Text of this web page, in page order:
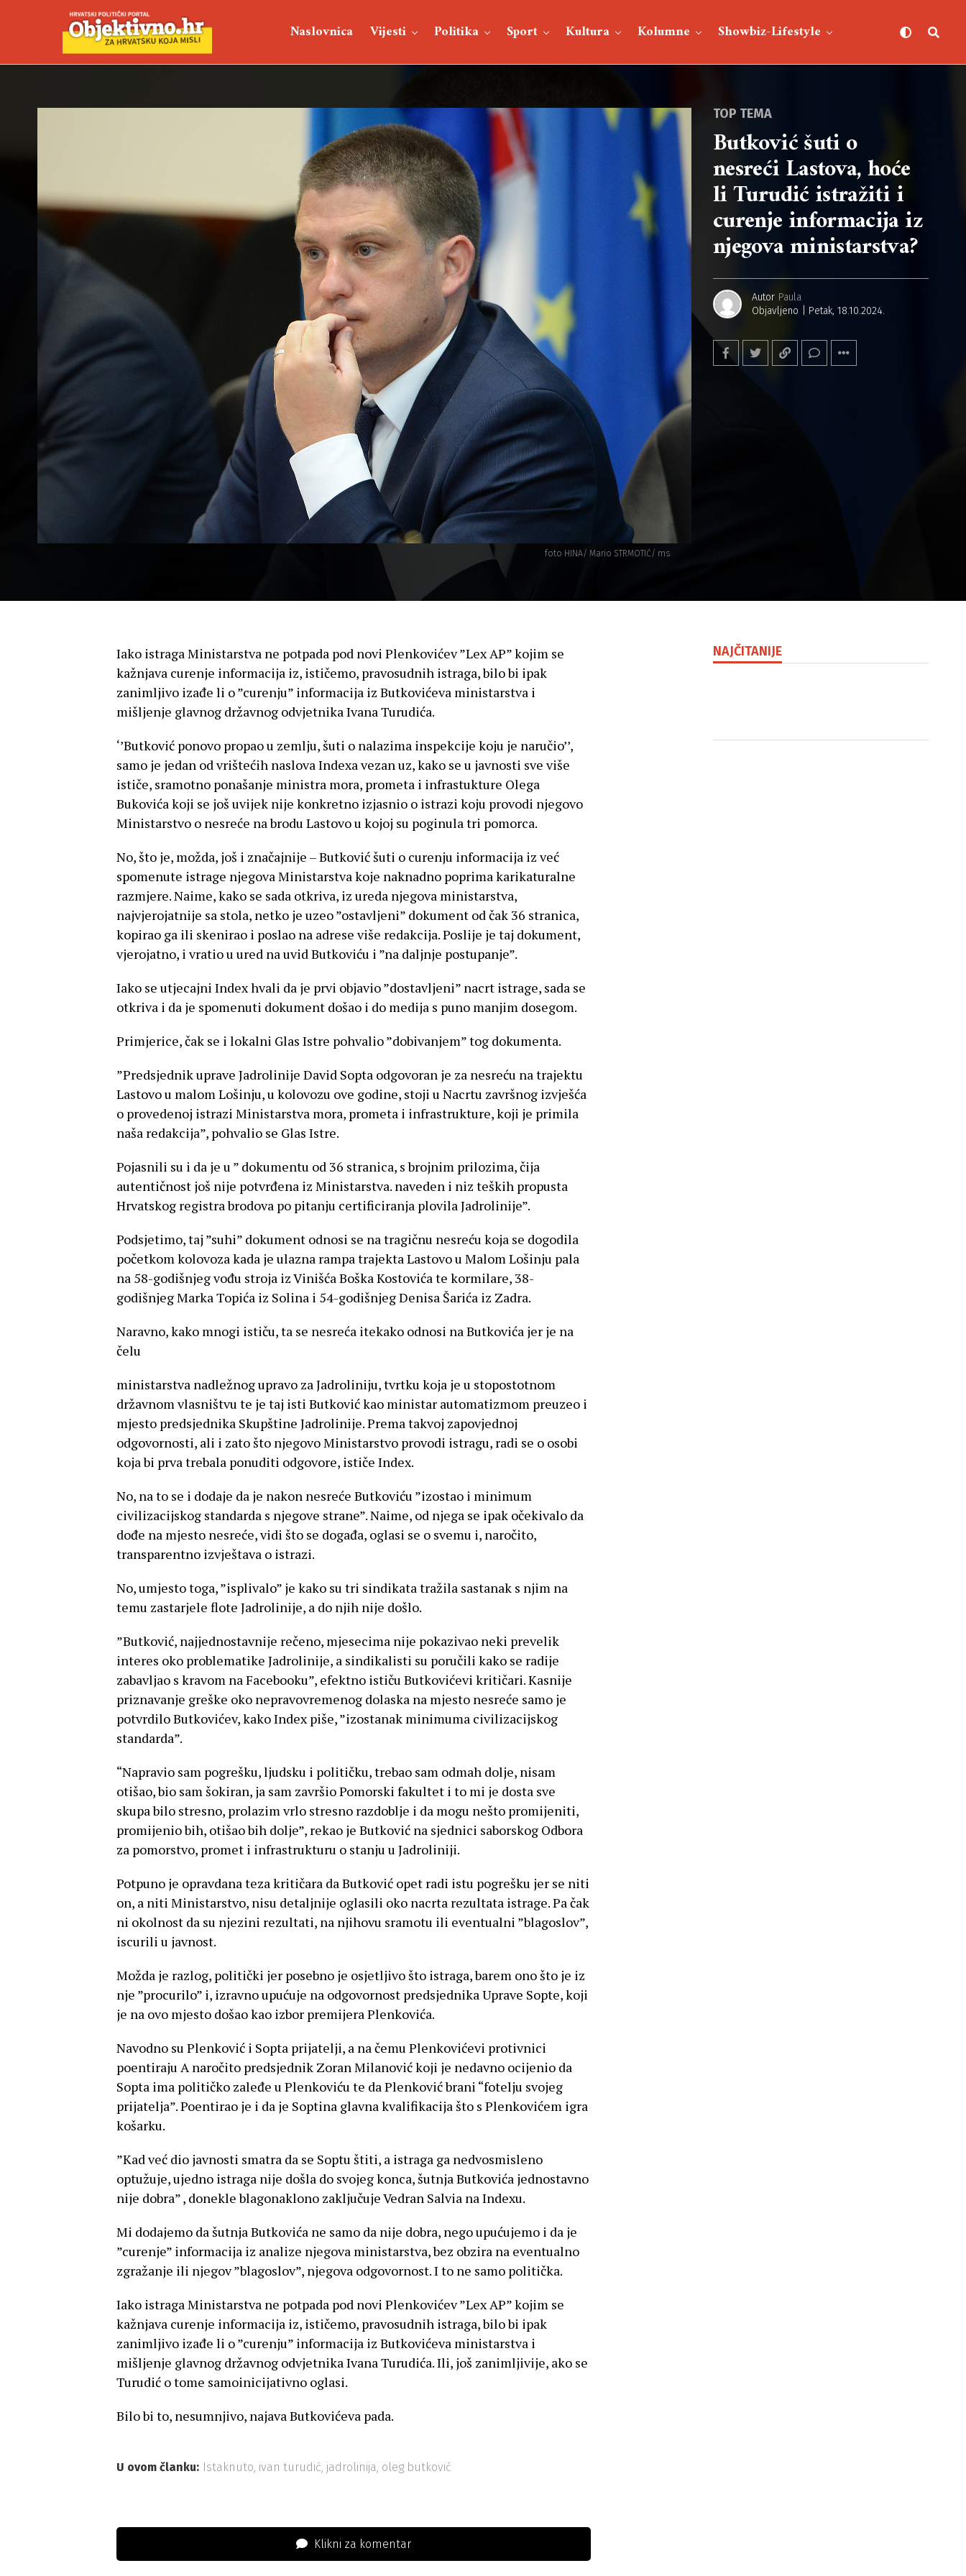
Naslovnica Vijesti Politika Sport Kultura Kolumne Showbiz-Lifestyle
foto HINA/ Mario STRMOTIĆ/ ms
TOP TEMA
Butković šuti o
nesreći Lastova, hoće
li Turudić istražiti i
curenje informacija iz
njegova ministarstva?
Autor Paula
Objavljeno
Petak, 18.10.2024.
Iako istraga Ministarstva ne potpada pod novi Plenkovićev ”Lex AP” kojim se
kažnjava curenje informacija iz, ističemo, pravosudnih istraga, bilo bi ipak
zanimljivo izađe li o ”curenju” informacija iz Butkovićeva ministarstva i
mišljenje glavnog državnog odvjetnika Ivana Turudića.
‘’Butković ponovo propao u zemlju, šuti o nalazima inspekcije koju je naručio’’,
samo je jedan od vrištećih naslova Indexa vezan uz, kako se u javnosti sve više
ističe, sramotno ponašanje ministra mora, prometa i infrastukture Olega
Bukovića koji se još uvijek nije konkretno izjasnio o istrazi koju provodi njegovo
Ministarstvo o nesreće na brodu Lastovo u kojoj su poginula tri pomorca.
No, što je, možda, još i značajnije – Butković šuti o curenju informacija iz već
spomenute istrage njegova Ministarstva koje naknadno poprima karikaturalne
razmjere. Naime, kako se sada otkriva, iz ureda njegova ministarstva,
najvjerojatnije sa stola, netko je uzeo ”ostavljeni” dokument od čak 36 stranica,
kopirao ga ili skenirao i poslao na adrese više redakcija. Poslije je taj dokument,
vjerojatno, i vratio u ured na uvid Butkoviću i ”na daljnje postupanje”.
Iako se utjecajni Index hvali da je prvi objavio ”dostavljeni” nacrt istrage, sada se
otkriva i da je spomenuti dokument došao i do medija s puno manjim dosegom.
Primjerice, čak se i lokalni Glas Istre pohvalio ”dobivanjem” tog dokumenta.
”Predsjednik uprave Jadrolinije David Sopta odgovoran je za nesreću na trajektu
Lastovo u malom Lošinju, u kolovozu ove godine, stoji u Nacrtu završnog izvješća
o provedenoj istrazi Ministarstva mora, prometa i infrastrukture, koji je primila
naša redakcija”, pohvalio se Glas Istre.
Pojasnili su i da je u ” dokumentu od 36 stranica, s brojnim prilozima, čija
autentičnost još nije potvrđena iz Ministarstva. naveden i niz teških propusta
Hrvatskog registra brodova po pitanju certificiranja plovila Jadrolinije”.
Podsjetimo, taj ”suhi” dokument odnosi se na tragičnu nesreću koja se dogodila
početkom kolovoza kada je ulazna rampa trajekta Lastovo u Malom Lošinju pala
na 58-godišnjeg vođu stroja iz Vinišća Boška Kostovića te kormilare, 38-
godišnjeg Marka Topića iz Solina i 54-godišnjeg Denisa Šarića iz Zadra.
Naravno, kako mnogi ističu, ta se nesreća itekako odnosi na Butkovića jer je na
čelu
ministarstva nadležnog upravo za Jadroliniju, tvrtku koja je u stopostotnom
državnom vlasništvu te je taj isti Butković kao ministar automatizmom preuzeo i
mjesto predsjednika Skupštine Jadrolinije. Prema takvoj zapovjednoj
odgovornosti, ali i zato što njegovo Ministarstvo provodi istragu, radi se o osobi
koja bi prva trebala ponuditi odgovore, ističe Index.
No, na to se i dodaje da je nakon nesreće Butkoviću ”izostao i minimum
civilizacijskog standarda s njegove strane”. Naime, od njega se ipak očekivalo da
dođe na mjesto nesreće, vidi što se događa, oglasi se o svemu i, naročito,
transparentno izvještava o istrazi.
No, umjesto toga, ”isplivalo” je kako su tri sindikata tražila sastanak s njim na
temu zastarjele flote Jadrolinije, a do njih nije došlo.
”Butković, najjednostavnije rečeno, mjesecima nije pokazivao neki prevelik
interes oko problematike Jadrolinije, a sindikalisti su poručili kako se radije
zabavljao s kravom na Facebooku”, efektno ističu Butkovićevi kritičari. Kasnije
priznavanje greške oko nepravovremenog dolaska na mjesto nesreće samo je
potvrdilo Butkovićev, kako Index piše, ”izostanak minimuma civilizacijskog
standarda”.
“Napravio sam pogrešku, ljudsku i političku, trebao sam odmah dolje, nisam
otišao, bio sam šokiran, ja sam završio Pomorski fakultet i to mi je dosta sve
skupa bilo stresno, prolazim vrlo stresno razdoblje i da mogu nešto promijeniti,
promijenio bih, otišao bih dolje”, rekao je Butković na sjednici saborskog Odbora
za pomorstvo, promet i infrastrukturu o stanju u Jadroliniji.
Potpuno je opravdana teza kritičara da Butković opet radi istu pogrešku jer se niti
on, a niti Ministarstvo, nisu detaljnije oglasili oko nacrta rezultata istrage. Pa čak
ni okolnost da su njezini rezultati, na njihovu sramotu ili eventualni ”blagoslov”,
iscurili u javnost.
Možda je razlog, politički jer posebno je osjetljivo što istraga, barem ono što je iz
nje ”procurilo” i, izravno upućuje na odgovornost predsjednika Uprave Sopte, koji
je na ovo mjesto došao kao izbor premijera Plenkovića.
Navodno su Plenković i Sopta prijatelji, a na čemu Plenkovićevi protivnici
poentiraju A naročito predsjednik Zoran Milanović koji je nedavno ocijenio da
Sopta ima političko zaleđe u Plenkoviću te da Plenković brani “fotelju svojeg
prijatelja”. Poentirao je i da je Soptina glavna kvalifikacija što s Plenkovićem igra
košarku.
”Kad već dio javnosti smatra da se Soptu štiti, a istraga ga nedvosmisleno
optužuje, ujedno istraga nije došla do svojeg konca, šutnja Butkovića jednostavno
nije dobra” , donekle blagonaklono zaključuje Vedran Salvia na Indexu.
Mi dodajemo da šutnja Butkovića ne samo da nije dobra, nego upućujemo i da je
”curenje” informacija iz analize njegova ministarstva, bez obzira na eventualno
zgražanje ili njegov ”blagoslov”, njegova odgovornost. I to ne samo politička.
Iako istraga Ministarstva ne potpada pod novi Plenkovićev ”Lex AP” kojim se
kažnjava curenje informacija iz, ističemo, pravosudnih istraga, bilo bi ipak
zanimljivo izađe li o ”curenju” informacija iz Butkovićeva ministarstva i
mišljenje glavnog državnog odvjetnika Ivana Turudića. Ili, još zanimljivije, ako se
Turudić o tome samoinicijativno oglasi.
Bilo bi to, nesumnjivo, najava Butkovićeva pada.
U ovom članku: Istaknuto ivan turudić jadrolinija oleg butković
Klikni za komentar
NAJČITANIJE